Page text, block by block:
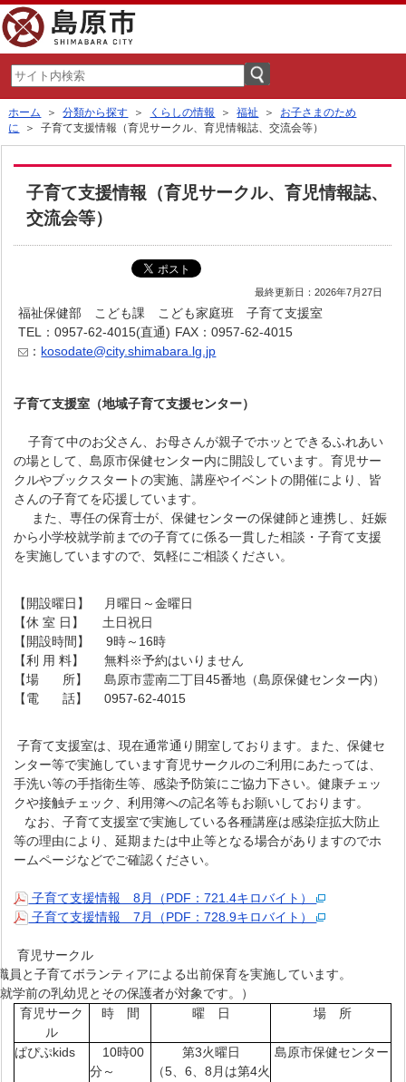
ホーム ＞分類から探す ＞ くらしの情報 ＞福祉 ＞ お子さまのため
に
＞ 子育て支援情報（育児サークル、育児情報誌、交流会等）
子育て支援情報（育児サークル、育児情報誌、
交流会等）
最終更新日：2026年7月27日
福祉保健部 こども課 こども家庭班 子育て支援室
TEL：0957-62-4015(直通) FAX：0957-62-4015
： kosodate@city.shimabara.lg.jp
子育て支援室（地域子育て支援センター）
子育て中のお父さん、お母さんが親子でホッとできるふれあい
の場として、島原市保健センター内に開設しています。育児サー
クルやブックスタートの実施、講座やイベントの開催により、皆
さんの子育てを応援しています。
また、専任の保育士が、保健センターの保健師と連携し、妊娠
から小学校就学前までの子育てに係る一貫した相談・子育て支援
を実施していますので、気軽にご相談ください。
【開設曜日】 月曜日～金曜日
【休 室 日】 土日祝日
【開設時間】 9時～16時
【利 用 料】 無料※予約はいりません
【場 所】 島原市霊南二丁目45番地（島原保健センター内）
【電 話】 0957-62-4015
子育て支援室は、現在通常通り開室しております。また、保健セ
ンター等で実施しています育児サークルのご利用にあたっては、
手洗い等の手指衛生等、感染予防策にご協力下さい。健康チェッ
クや接触チェック、利用簿への記名等もお願いしております。
なお、子育て支援室で実施している各種講座は感染症拡大防止
等の理由により、延期または中止等となる場合がありますのでホ
ームページなどでご確認ください。
子育て支援情報 8月（PDF：721.4キロバイト）
子育て支援情報 7月（PDF：728.9キロバイト）
育児サークル
員と子育てボランティアによる出前保育を実施しています。
学前の乳幼児とその保護者が対象です。）
育児サーク
ル
時 間 曜 日 場 所
ぱぴぷkids
10時00
分～
第3火曜日
（5、6、8月は第4火
島原市保健センター